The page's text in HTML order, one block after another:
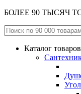
БОЛЕЕ 90 ТЫСЯЧ
Каталог товаров